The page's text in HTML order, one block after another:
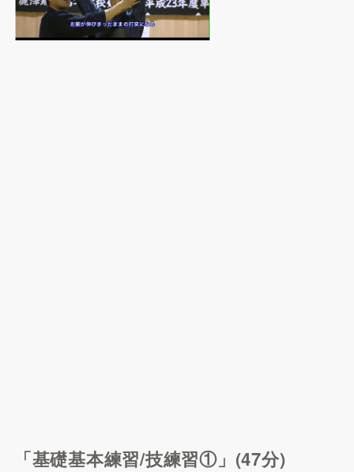
「基礎基本練習/技練習①」(47分)